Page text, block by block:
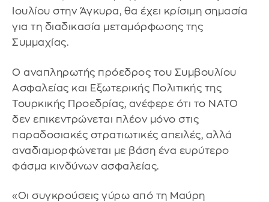
Ιουλίου στην Άγκυρα, θα έχει κρίσιμη σημασία
για τη διαδικασία μεταμόρφωσης της
Συμμαχίας.
Ο αναπληρωτής πρόεδρος του Συμβουλίου
Ασφαλείας και Εξωτερικής Πολιτικής της
Τουρκικής Προεδρίας, ανέφερε ότι το NATO
δεν επικεντρώνεται πλέον μόνο στις
παραδοσιακές στρατιωτικές απειλές, αλλά
αναδιαμορφώνεται με βάση ένα ευρύτερο
φάσμα κινδύνων ασφαλείας.
«Οι συγκρούσεις γύρω από τη Μαύρη